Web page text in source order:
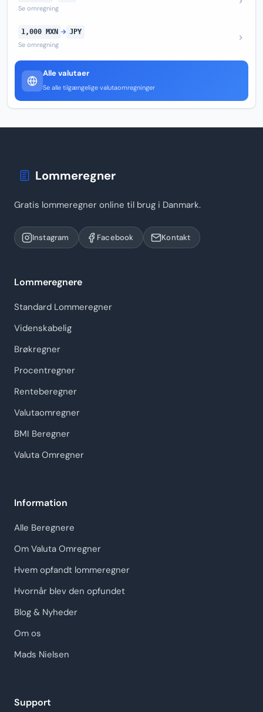
Se omregning
1,000 MXN → JPY
Se omregning
Alle valutaer
Se alle tilgængelige valutaomregninger
Lommeregner
Gratis lommeregner online til brug i Danmark.
Instagram Facebook Kontakt
Lommeregnere
Standard Lommeregner
Videnskabelig
Brøkregner
Procentregner
Renteberegner
Valutaomregner
BMI Beregner
Valuta Omregner
Information
Alle Beregnere
Om Valuta Omregner
Hvem opfandt lommeregner
Hvornår blev den opfundet
Blog & Nyheder
Om os
Mads Nielsen
Support